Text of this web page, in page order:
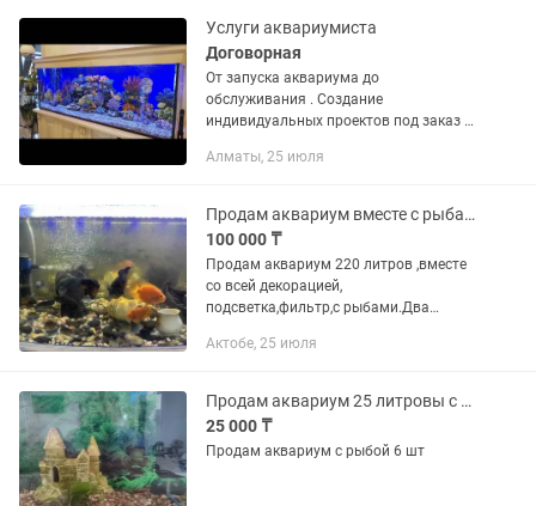
Услуги аквариумиста
Договорная
От запуска аквариума до
обслуживания . Создание
индивидуальных проектов под заказ с
( коммерческое, домашнее). Выбор
под заказ(...
Алматы, 25 июля
Продам аквариум вместе с рыбами
100 000 ₸
Продам аквариум 220 литров ,вместе
со всей декорацией,
подсветка,фильтр,с рыбами.Два
два сапфировых попугая.Продаю в
Актобе, 25 июля
Продам аквариум 25 литровы с рыбой 6 шт
25 000 ₸
Продам аквариум с рыбой 6 шт